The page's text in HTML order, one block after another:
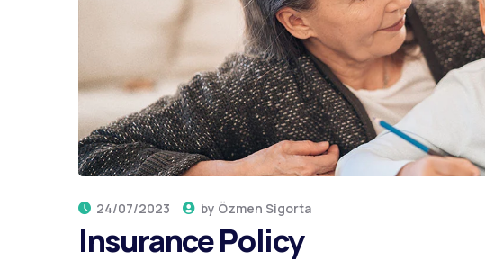
24/07/2023 by Özmen Sigorta
Insurance Policy